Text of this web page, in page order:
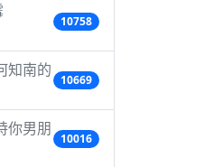
10758
知南的
10669
你男朋
10016